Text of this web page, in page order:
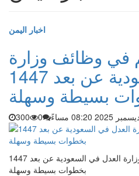
اخبار اليمن
في وظائف وزارة
العدل في السعودية عن بعد 1447
بسيطة وسهلة
0
300
خطوات التقديم في وظائف وزارة العدل في السعودية عن بعد 1447
بخطوات بسيطة وسهلة